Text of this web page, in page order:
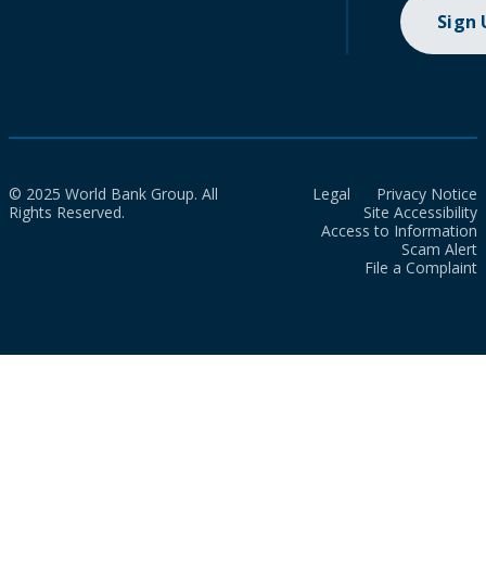
Sign
© 2025 World Bank Group. All
Rights Reserved.
Legal
Privacy Notice
Site Accessibility
Access to Information
Scam Alert
File a Complaint